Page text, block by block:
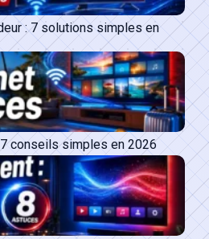
: 7 solutions simples en
conseils simples en 2026